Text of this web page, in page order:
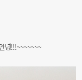
녕!!!~~~~~~~